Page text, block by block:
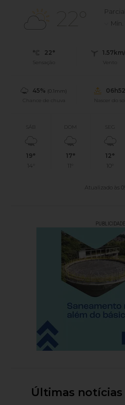
22°
Mín.
22°
Sensação Vento
45% (0.1mm)
Chance de chuva
06h52
Nascer do sol
SÁB
19°
14°
DOM
17°
11°
SEG
12°
10°
Atualizado às
PUBLICIDADE
Últimas notícias